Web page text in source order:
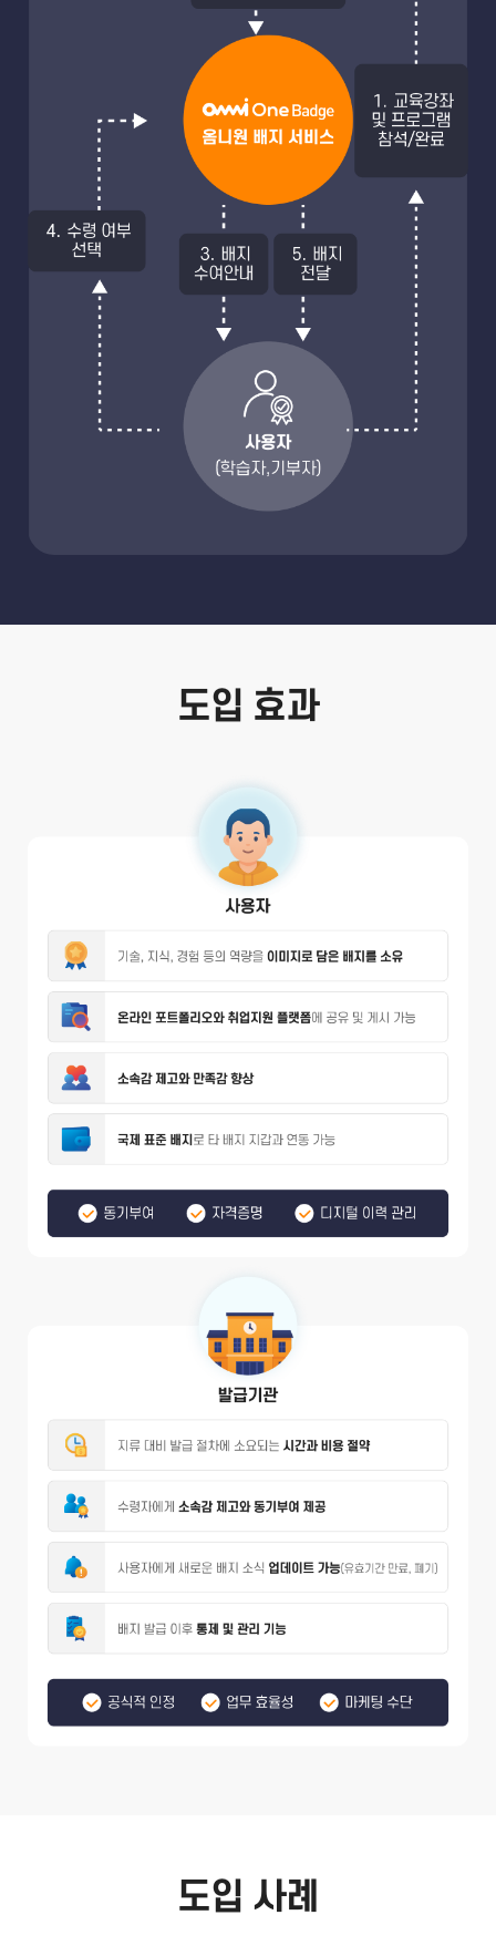
도입 효과
도입 사례